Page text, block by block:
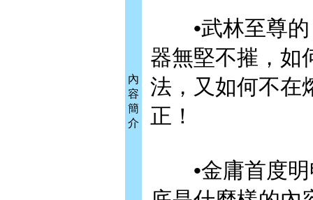
內
容
簡
介
•武林至尊的
器無堅不摧，如
法，又如何不在
正！
•金庸首度明